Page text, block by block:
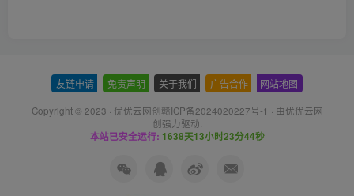
友链申请 免责声明 关于我们 广告合作 网站地图
Copyright © 2023 · 优优云网创赣ICP备2024020227号-1 · 由优优云网
创强力驱动.
本站已安全运行: 1638天13小时23分45秒